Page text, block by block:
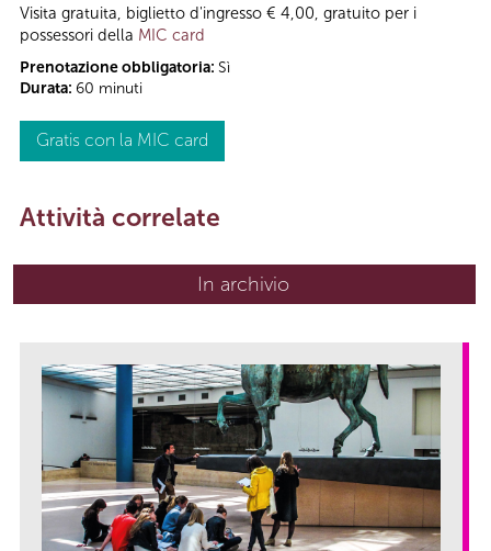
Visita gratuita, biglietto d'ingresso € 4,00, gratuito per i
possessori della MIC card
Prenotazione obbligatoria: Sì
Durata: 60 minuti
Gratis con la MIC card
Attività correlate
In archivio